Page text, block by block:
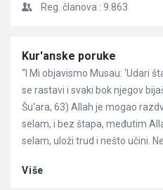
Reg. članova : 9.863
Članci
Kur'anske poruke
“I Mi objavismo Musau: ‘Udari
se rastavi i svaki bok njegov
Šu'ara, 63) Allah je mogao
selam, i bez štapa, međutim
selam, uloži trud i nešto učini.
Više